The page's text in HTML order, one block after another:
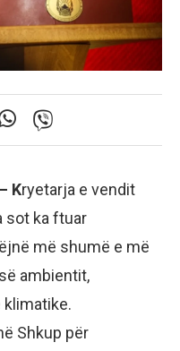
Kryetarja e vendit
sot ka ftuar
më shumë e më
ambientit,
Shkup për